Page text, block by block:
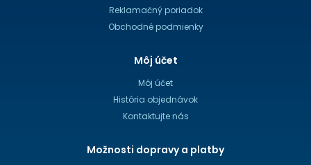
Reklamačný poriadok
Obchodné podmienky
Môj účet
Môj účet
História objednávok
Kontaktujte nás
Možnosti dopravy a platby